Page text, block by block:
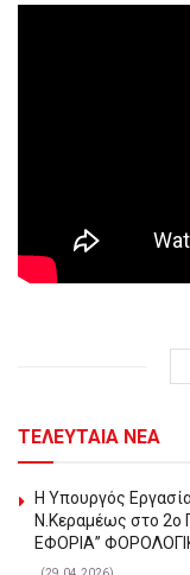
ΤΕΛΕΥΤΑΙΑ ΝΕΑ
Η Υπουργός
Ν.Κεραμέως στο 2o
ΕΦΟΡΙΑ”